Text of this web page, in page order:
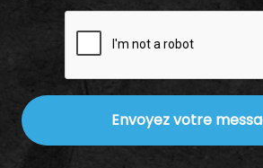
Envoyez votre